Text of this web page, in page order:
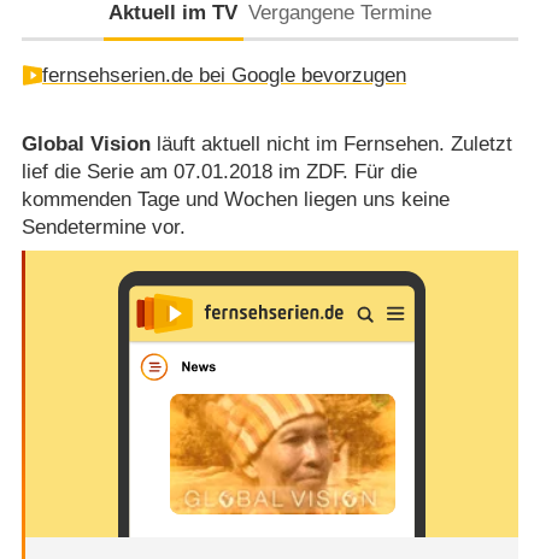
Aktuell im TV Vergangene Termine
fernsehserien.de bei Google bevorzugen
Global Visionläuft aktuell nicht im Fernsehen. Zuletzt
lief die Serie am 07.01.2018 im ZDF. Für die
kommenden Tage und Wochen liegen uns keine
Sendetermine vor.